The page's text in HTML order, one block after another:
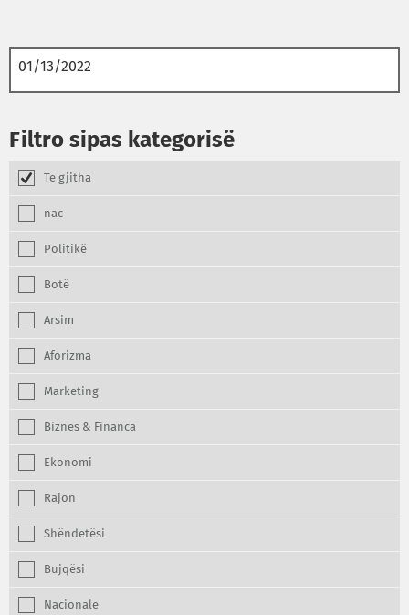
Filtro sipas kategorisë
Te gjitha
nac
Politikë
Botë
Arsim
Aforizma
Marketing
Biznes & Financa
Ekonomi
Rajon
Shëndetësi
Bujqësi
Nacionale